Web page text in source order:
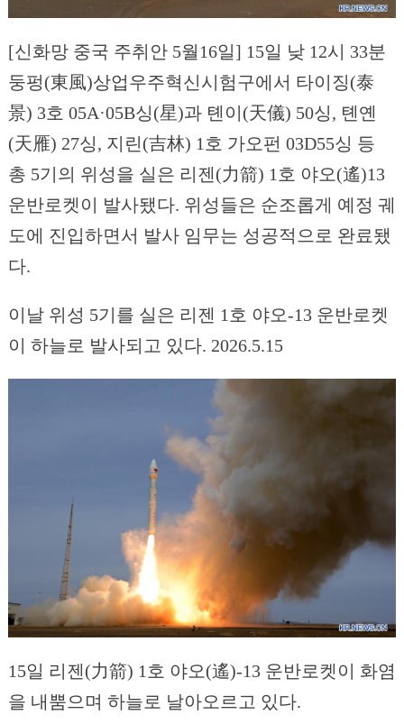
[신화망 중국 주취안 5월16일] 15일 낮 12시 33분
둥펑(東風)상업우주혁신시험구에서 타이징(泰
景) 3호 05A·05B싱(星)과 톈이(天儀) 50싱, 톈옌
(天雁) 27싱, 지린(吉林) 1호 가오펀 03D55싱 등
총 5기의 위성을 실은 리젠(力箭) 1호 야오(遙)13
운반로켓이 발사됐다. 위성들은 순조롭게 예정 궤
도에 진입하면서 발사 임무는 성공적으로 완료됐
다.
이날 위성 5기를 실은 리젠 1호 야오-13 운반로켓
이 하늘로 발사되고 있다. 2026.5.15
15일 리젠(力箭) 1호 야오(遙)-13 운반로켓이 화염
을 내뿜으며 하늘로 날아오르고 있다.